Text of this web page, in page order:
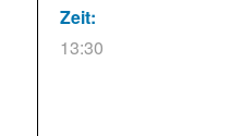
Zeit:
13:30